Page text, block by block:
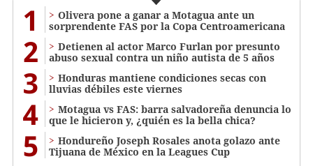
1
Olivera pone a ganar a Motagua ante un
sorprendente FAS por la Copa Centroamericana
2
Detienen al actor Marco Furlan por presunto
abuso sexual contra un niño autista de 5 años
3
Honduras mantiene condiciones secas con
lluvias débiles este viernes
4
Motagua vs FAS: barra salvadoreña denuncia lo
que le hicieron y, ¿quién es la bella chica?
5
Hondureño Joseph Rosales anota golazo ante
Tijuana de México en la Leagues Cup